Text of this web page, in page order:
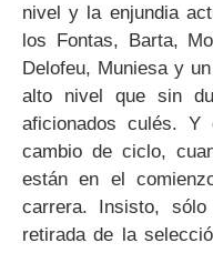
nivel y la enjundia
los Fontas, Barta,
Delofeu, Muniesa y
alto nivel que sin
aficionados culés. Y
cambio de ciclo,
están en el
carrera. Insisto,
retirada de la